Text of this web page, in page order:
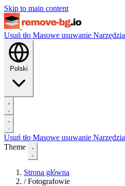
Skip to main content
Usuń tło Masowe usuwanie Narzędzia
Polski
Usuń tło Masowe usuwanie Narzędzia
Theme
Strona główna
/ Fotografowie